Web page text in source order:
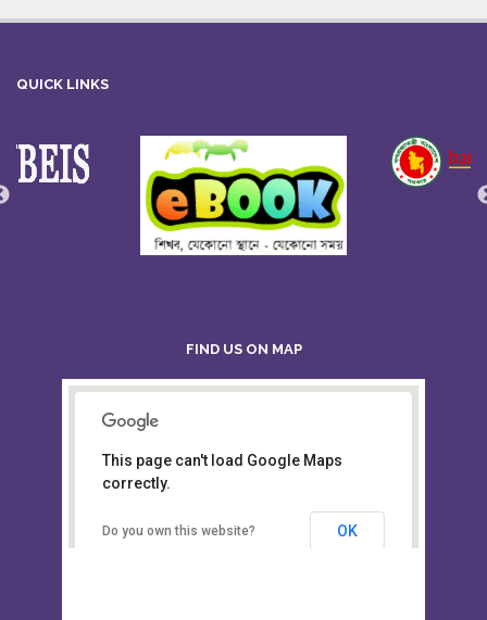
QUICK LINKS
FIND US ON MAP
Board of Intermediate &
Secondary Education, Alampur,
This page can't load Google Maps
correctly.
Do you own this website? OK